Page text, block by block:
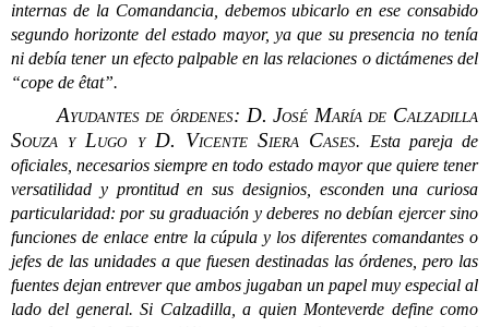
internas de la Comandancia, debemos ubicarlo en ese consabido
segundo horizonte del estado mayor, ya que su presencia no tenía
ni debía tener un efecto palpable en las relaciones o dictámenes del
“cope de êtat”.
Ayudantes de órdenes: D. José María de Calzadilla
Souza y Lugo y D. Vicente Siera Cases. Esta pareja de
oficiales, necesarios siempre en todo estado mayor que quiere tener
versatilidad y prontitud en sus designios, esconden una curiosa
particularidad: por su graduación y deberes no debían ejercer sino
funciones de enlace entre la cúpula y los diferentes comandantes o
jefes de las unidades a que fuesen destinadas las órdenes, pero las
fuentes dejan entrever que ambos jugaban un papel muy especial al
lado del general. Si Calzadilla, a quien Monteverde define como